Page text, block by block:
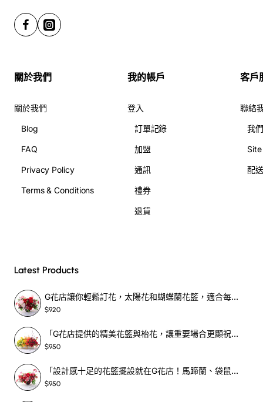
關於我們
關於我們
Blog
FAQ
Privacy Policy
Terms & Conditions
我的帳戶
登入
訂單記錄
加盟
通訊
禮券
退貨
客戶
聯絡
我
配
Latest Products
G花店讓你輕鬆訂花，太陽花和蝴蝶蘭花籃，適合每個重要時刻！-SF390
$920
「G花店提供的精美花籃與枱花，讓重要場合更顯祝賀與喜悅，適合各種用場！」-SF398
$950
「設計感十足的花籃擺設就在G花店！馬蹄蘭、袋鼠爪、罌粟花，為你的重大場合增光添彩！」-SF209
$950